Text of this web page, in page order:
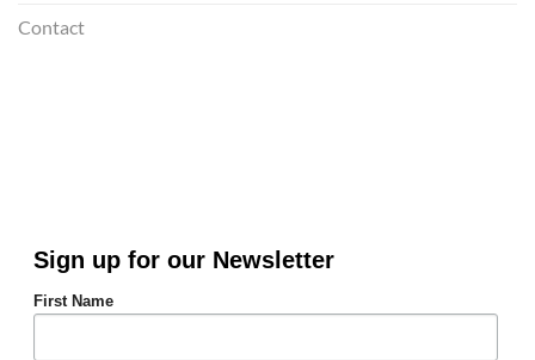
Contact
Sign up for our Newsletter
First Name